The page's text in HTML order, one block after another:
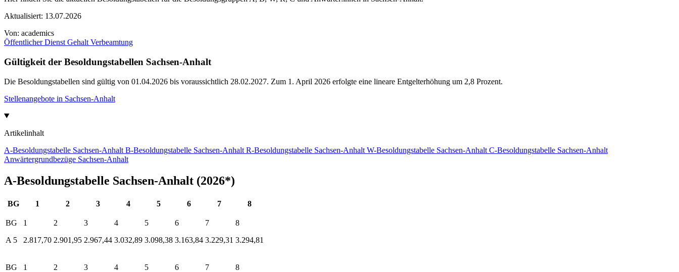
Aktualisiert: 13.07.2026
Von: academics
Öffentlicher Dienst Gehalt Verbeamtung
Gültigkeit der Besoldungstabellen Sachsen-Anhalt
Die Besoldungstabellen sind gültig von 01.04.2026 bis voraussichtlich 28.02.2027. Zum 1. April 2026 erfolgte eine lineare Entgelterhöhung um 2,8 Prozent.
Stellenangebote in Sachsen-Anhalt
Artikelinhalt
A-Besoldungstabelle Sachsen-Anhalt B-Besoldungstabelle Sachsen-Anhalt R-Besoldungstabelle Sachsen-Anhalt W-Besoldungstabelle Sachsen-Anhalt C-Besoldungstabelle Sachsen-Anhalt
Anwärtergrundbezüge Sachsen-Anhalt
A-Besoldungstabelle Sachsen-Anhalt (2026*)
BG 1 2 3 4 5 6 7 8
BG
A 5
1
2.817,70
2
2.901,95
3
2.967,44
4
3.032,89
5
3.098,38
6
3.163,84
7
3.229,31
8
3.294,81
BG
1
2
3
4
5
6
7
8